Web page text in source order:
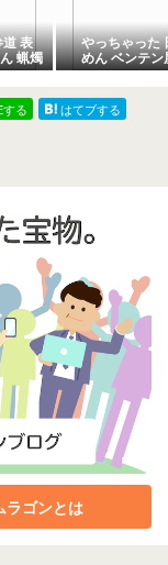
表
蝋燭
やっちゃった
めん ベンテン
る
はてブする
ラゴンとは